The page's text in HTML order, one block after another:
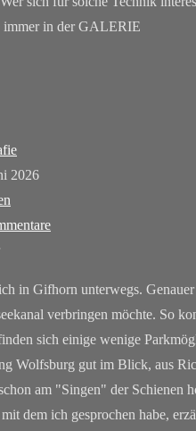
immer in der GALERIE
2026
in Gifhorn unterwegs.
verbringen möchte. So
sich einige wenige
Wolfsburg gut im Blick, aus
am "Singen" der Schienen
dem ich gesprochen habe,